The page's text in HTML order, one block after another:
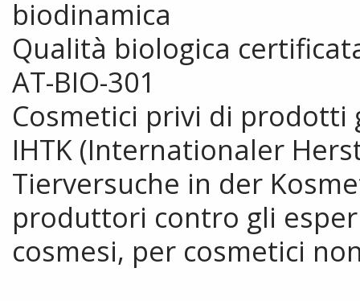
biodinamica
Qualità biologica
AT-BIO-301
Cosmetici privi di
IHTK (Internationaler
Tierversuche in der
produttori contro gli
cosmesi, per cosmetici